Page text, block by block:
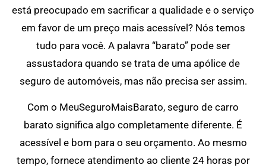
está preocupado em sacrificar a qualidade e o serviço
em favor de um preço mais acessível? Nós temos
tudo para você. A palavra “barato” pode ser
assustadora quando se trata de uma apólice de
seguro de automóveis, mas não precisa ser assim.
Com o MeuSeguroMaisBarato, seguro de carro
barato significa algo completamente diferente. É
acessível e bom para o seu orçamento. Ao mesmo
tempo, fornece atendimento ao cliente 24 horas por